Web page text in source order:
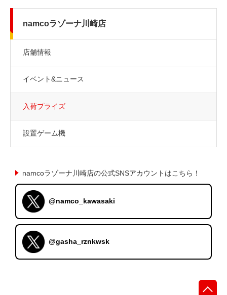
namcoラゾーナ川崎店
店舗情報
イベント&ニュース
入荷プライズ
設置ゲーム機
namcoラゾーナ川崎店の公式SNSアカウントはこちら！
@namco_kawasaki
@gasha_rznkwsk